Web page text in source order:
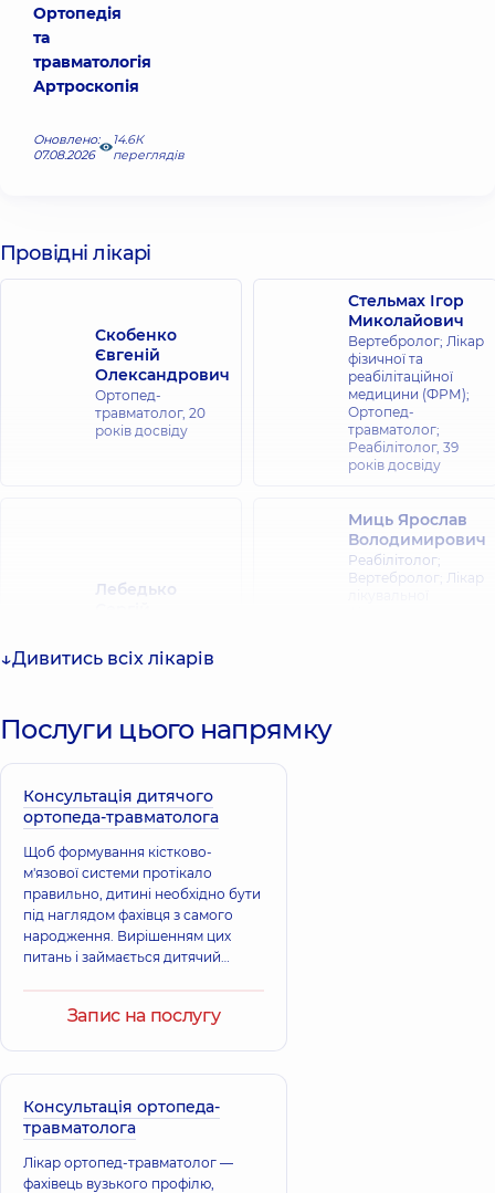
Ортопедія
та
травматологія
Артроскопія
Оновлено:
07.08.2026
14.6К
переглядів
Провідні лікарі
Скобенко
Євгеній
Олександрович
Ортопед-
травматолог, 20
років досвіду
Стельмах Ігор
Миколайович
Вертебролог; Лікар
фізичної та
реабілітаційної
медицини (ФРМ);
Ортопед-
травматолог;
Реабілітолог, 39
років досвіду
Лебедько
Ортопед-
травматолог,30
Миць Ярослав
Володимирович
Реабілітолог;
Вертебролог; Лікар
Зайцева
Вікторія
Григорівна
Ортопед-
травматолог,36
років досвіду
Чупахін Юрій
травматолог,29
Дорофєєв
Євген
Олегович
Ортопед-
травматолог,
Дивитись всіх лікарів
Послуги цього напрямку
Консультація дитячого
ортопеда-травматолога
Щоб формування кістково-
м'язової системи протікало
правильно, дитині необхідно бути
під наглядом фахівця з самого
народження. Вирішенням цих
питань і займається дитячий
профілактика захворювань
набуті захворювання, деформації
кісток, суглобів, м'язів, сухожиль,
зв'язок.
Запис на послугу
Консультація ортопеда-
травматолога
Лікар ортопед-травматолог —
фахівець вузького профілю,